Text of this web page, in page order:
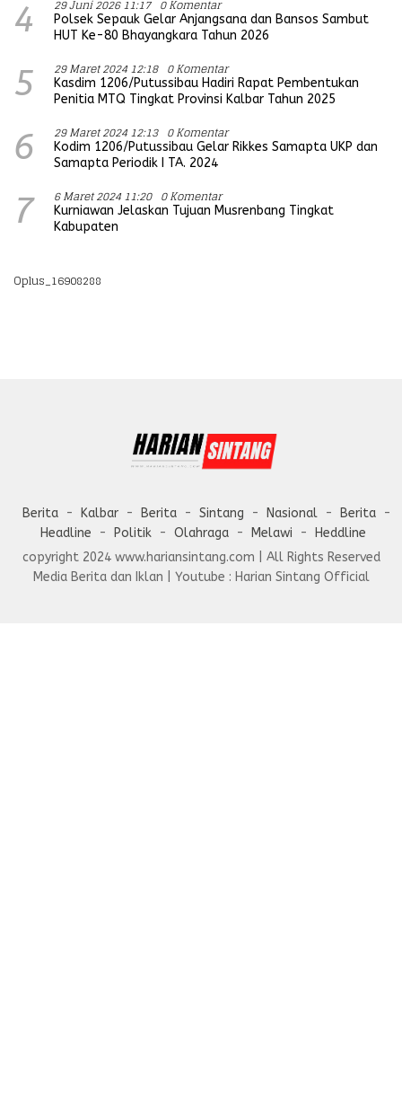
4 29 Juni 2026 11:17 0 Komentar
Polsek Sepauk Gelar Anjangsana dan Bansos Sambut
HUT Ke-80 Bhayangkara Tahun 2026
5 29 Maret 2024 12:18 0 Komentar
Kasdim 1206/Putussibau Hadiri Rapat Pembentukan
Penitia MTQ Tingkat Provinsi Kalbar Tahun 2025
6 29 Maret 2024 12:13 0 Komentar
Kodim 1206/Putussibau Gelar Rikkes Samapta UKP dan
Samapta Periodik I TA. 2024
7 6 Maret 2024 11:20 0 Komentar
Kurniawan Jelaskan Tujuan Musrenbang Tingkat
Kabupaten
Oplus_16908288
Berita Kalbar Berita Sintang Nasional
Berita
Headline
Politik Olahraga Melawi
Heddline
copyright 2024 www.hariansintang.com | All Rights Reserved
Media Berita dan Iklan | Youtube : Harian Sintang Official